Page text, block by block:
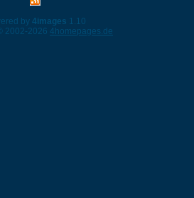
by 4images 1.10
2002-2026 4homepages.de